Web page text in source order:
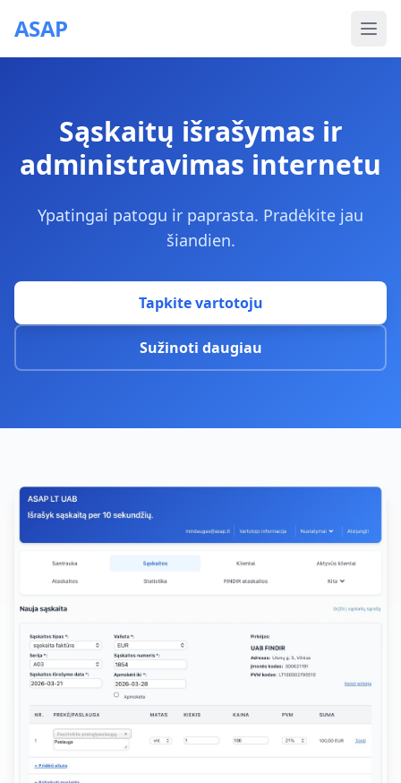
ASAP
Sąskaitų išrašymas ir
administravimas internetu
Ypatingai patogu ir paprasta. Pradėkite jau
šiandien.
Tapkite vartotoju
Sužinoti daugiau